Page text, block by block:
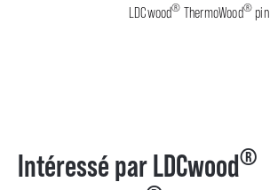
LDCwood® ThermoWood® pin
Intéressé par LDCwood®